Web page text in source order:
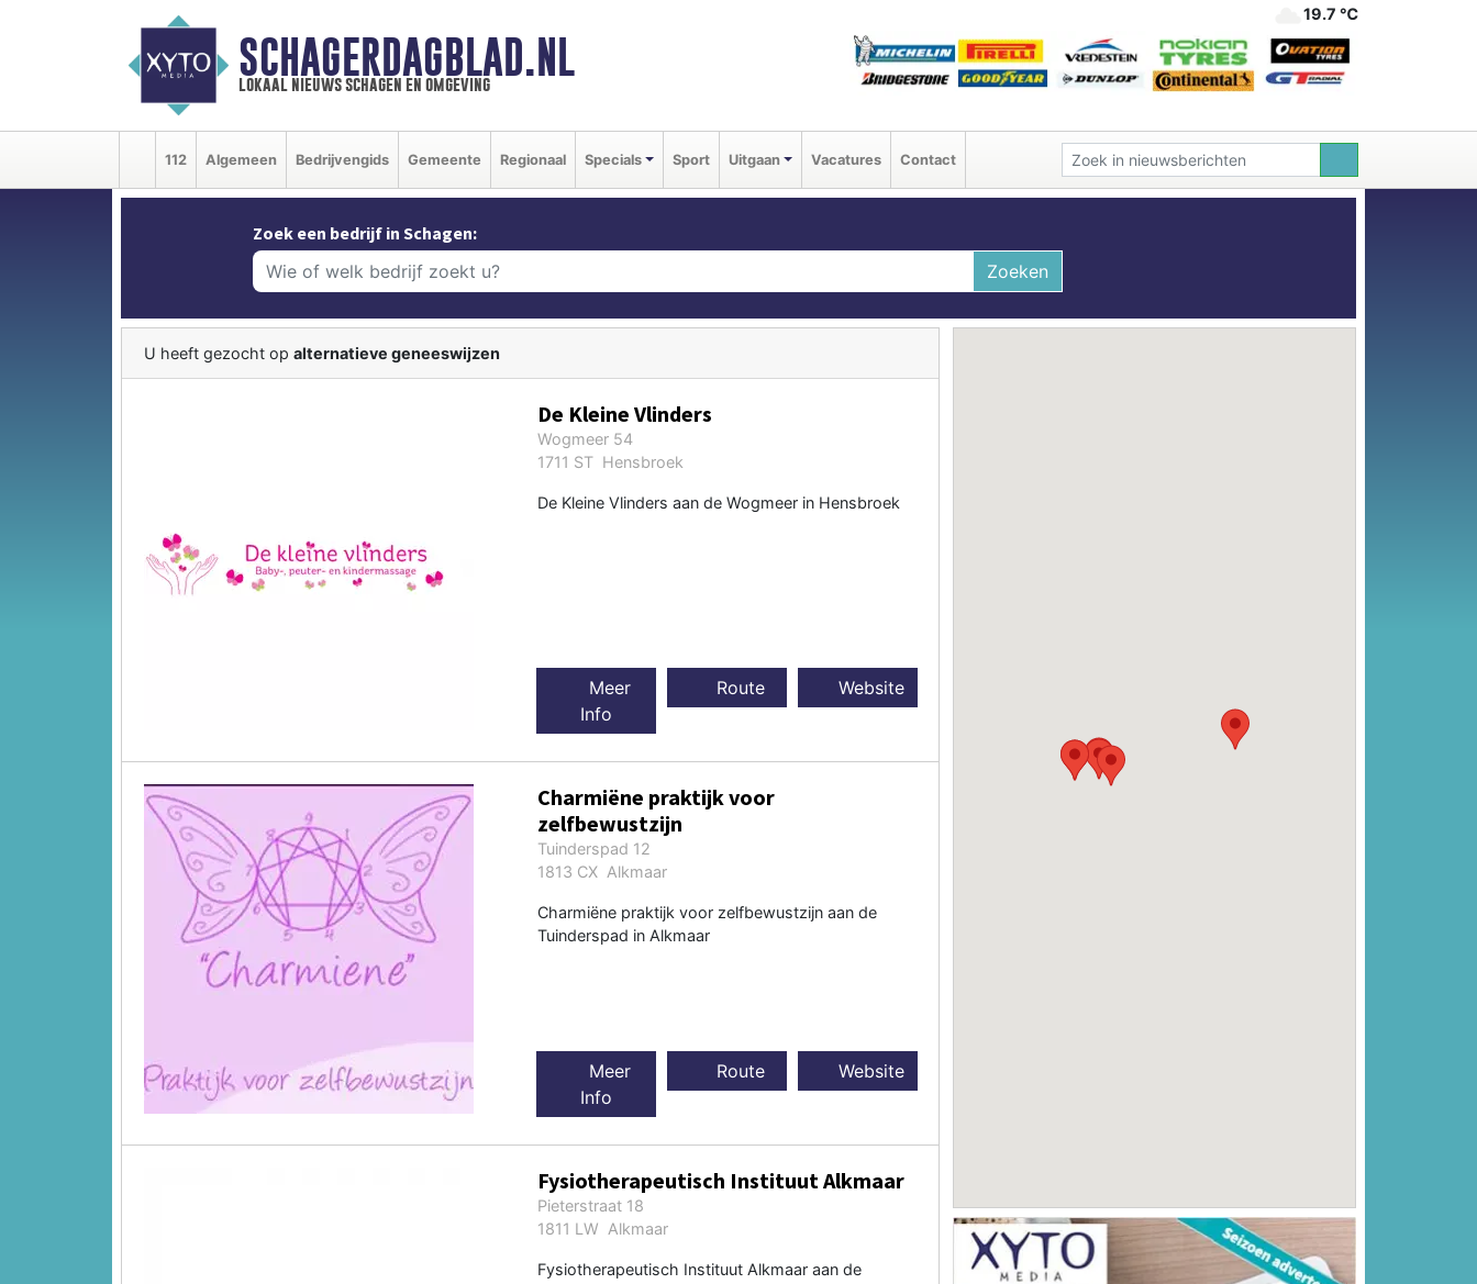
SCHAGERDAGBLAD.NL
lokaal nieuws schagen en omgeving
19.7 ℃
112 Algemeen Bedrijvengids Gemeente Regionaal Specials Sport Uitgaan Vacatures Contact
Zoek een bedrijf in Schagen:
Zoeken
U heeft gezocht op alternatieve geneeswijzen
De Kleine Vlinders
Wogmeer 54
1711 ST Hensbroek
De Kleine Vlinders aan de Wogmeer in Hensbroek
Meer
Info
Route Website
Charmiëne praktijk voor
zelfbewustzijn
Tuinderspad 12
1813 CX Alkmaar
Charmiëne praktijk voor zelfbewustzijn aan de
Tuinderspad in Alkmaar
Meer
Info
Route Website
Fysiotherapeutisch Instituut Alkmaar
Pieterstraat 18
1811 LW Alkmaar
Fysiotherapeutisch Instituut Alkmaar aan de